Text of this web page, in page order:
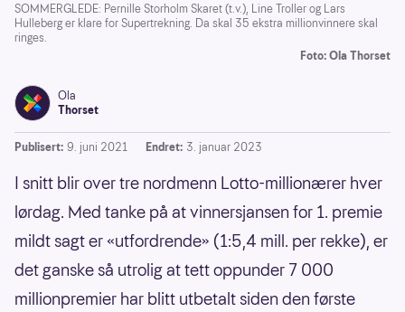
SOMMERGLEDE: Pernille Storholm Skaret (t.v.), Line Troller og Lars
Hulleberg er klare for Supertrekning. Da skal 35 ekstra millionvinnere skal
ringes.
Foto: Ola Thorset
Ola
Thorset
Publisert: 9. juni 2021 Endret: 3. januar 2023
I snitt blir over tre nordmenn Lotto-millionærer hver
lørdag. Med tanke på at vinnersjansen for 1. premie
mildt sagt er «utfordrende» (1:5,4 mill. per rekke), er
det ganske så utrolig at tett oppunder 7 000
millionpremier har blitt utbetalt siden den første